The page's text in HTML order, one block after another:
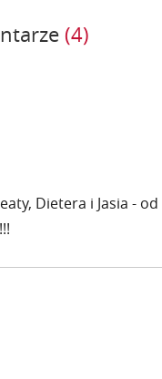
(4)
Dietera i Jasia - od